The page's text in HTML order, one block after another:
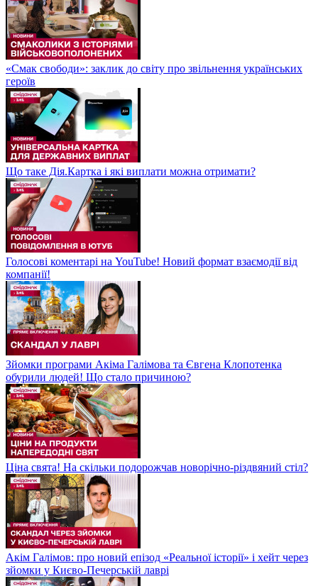
«Смак свободи»: заклик до світу про звільнення українських
героїв
Що таке Дія.Картка і які виплати можна отримати?
Голосові коментарі на YouTube! Новий формат взаємодії від
компанії!
Зйомки програми Акіма Галімова та Євгена Клопотенка
обурили людей! Що стало причиною?
Ціна свята! На скільки подорожчав новорічно-різдвяний стіл?
Акім Галімов: про новий епізод «Реальної історії» і хейт через
зйомки у Києво-Печерській лаврі